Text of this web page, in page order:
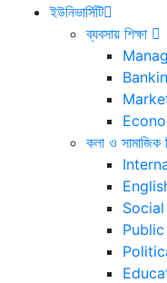
ইউনিভার্সিটি
ব্যবসায় শিক্ষা
কলা ও সামাজিক